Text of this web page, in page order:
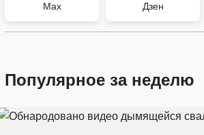
Max Дзен
Популярное за неделю